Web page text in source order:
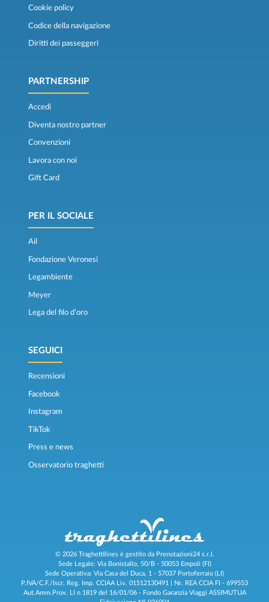
Cookie policy
Codice della navigazione
Diritti dei passeggeri
PARTNERSHIP
Accedi
Diventa nostro partner
Convenzioni
Lavora con noi
Gift Card
PER IL SOCIALE
Ail
Fondazione Veronesi
Legambiente
Meyer
Lega del filo d’oro
SEGUICI
Recensioni
Facebook
Instagram
TikTok
Press e news
Osservatorio traghetti
© 2026 Traghettilines è gestito da Prenotazioni24 s.r.l.
Sede Legale: Via Bonistallo, 50/B - 50053 Empoli (FI)
Sede Operativa: Via Casa del Duca, 1 - 57037 Portoferraio (LI)
P.IVA/C.F./Iscr. Reg. Imp. CCIAA Liv. 01512130491 | Nr. REA CCIA FI - 699553
Aut.Amm.Prov. LI n 1819 del 16/01/06 - Fondo Garanzia Viaggi ASSIMUTUA